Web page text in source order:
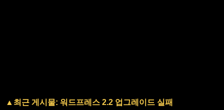
▲최근 게시물: 워드프레스 2.2 업그레이드 실패